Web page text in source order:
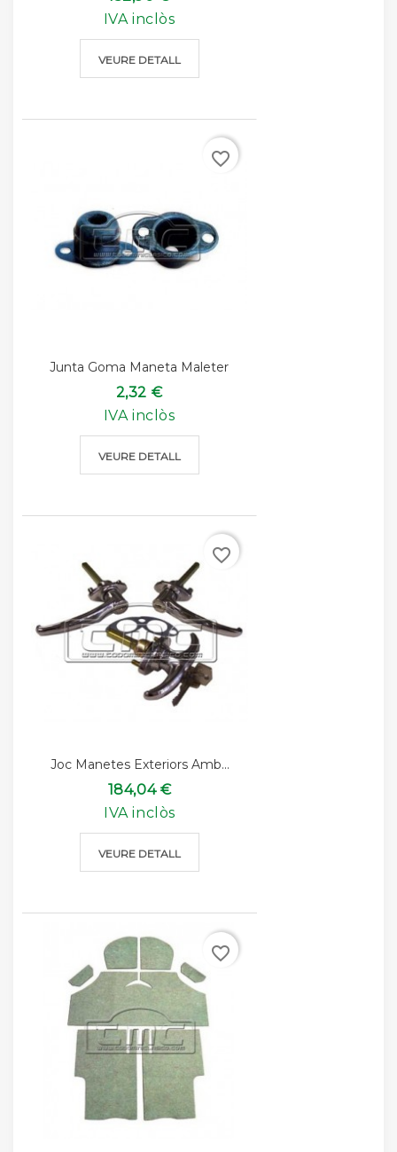
IVA inclòs
VEURE DETALL
Junta Goma Maneta Maleter
2,32 €
IVA inclòs
VEURE DETALL
favorite_border
Joc Manetes Exteriors Amb...
184,04 €
IVA inclòs
VEURE DETALL
favorite_border
favorite_border